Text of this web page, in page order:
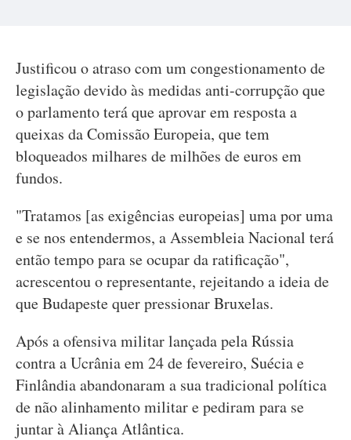
Justificou o atraso com um congestionamento de
legislação devido às medidas anti-corrupção que
o parlamento terá que aprovar em resposta a
queixas da Comissão Europeia, que tem
bloqueados milhares de milhões de euros em
fundos.
"Tratamos [as exigências europeias] uma por uma
e se nos entendermos, a Assembleia Nacional terá
então tempo para se ocupar da ratificação",
acrescentou o representante, rejeitando a ideia de
que Budapeste quer pressionar Bruxelas.
Após a ofensiva militar lançada pela Rússia
contra a Ucrânia em 24 de fevereiro, Suécia e
Finlândia abandonaram a sua tradicional política
de não alinhamento militar e pediram para se
juntar à Aliança Atlântica.